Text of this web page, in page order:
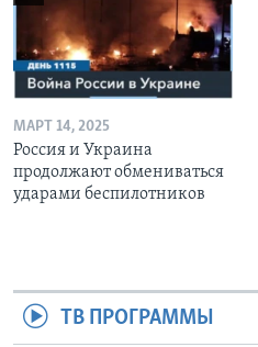
МАРТ 14, 2025
Россия и Украина
продолжают обмениваться
ударами беспилотников
ТВ ПРОГРАММЫ